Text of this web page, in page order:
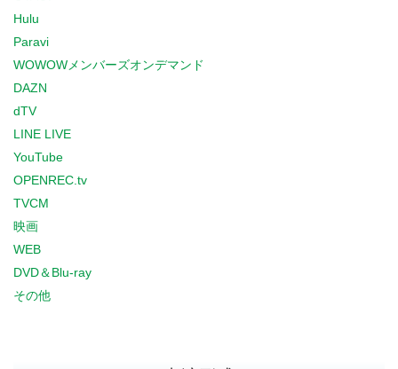
Hulu
Paravi
WOWOWメンバーズオンデマンド
DAZN
dTV
LINE LIVE
YouTube
OPENREC.tv
TVCM
映画
WEB
DVD＆Blu-ray
その他